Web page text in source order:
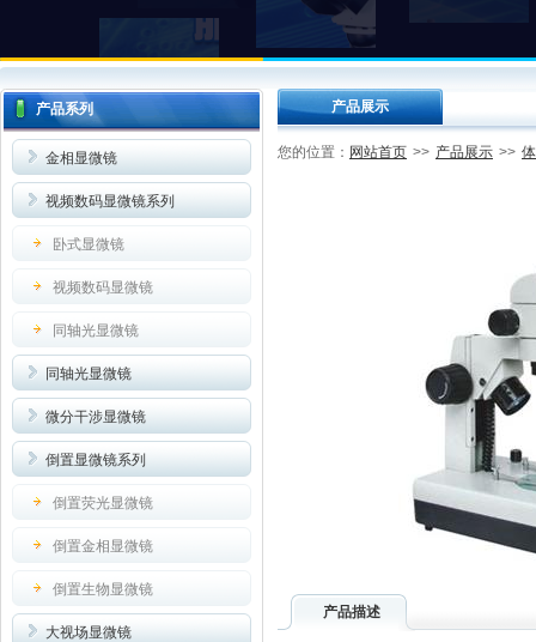
产品系列
金相显微镜
视频数码显微镜系列
卧式显微镜
视频数码显微镜
同轴光显微镜
同轴光显微镜
微分干涉显微镜
倒置显微镜系列
倒置荧光显微镜
倒置金相显微镜
倒置生物显微镜
大视场显微镜
产品展示
您的位置： 网站首页 >> 产品展示 >>
产品描述